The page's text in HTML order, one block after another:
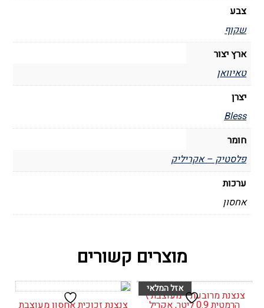
צבע
שקוף
ארץ יצור
טאיוואן
יצרן
Bless
חומר
פלסטיק – אקריליק
ערכות
אחסון
מוצרים קשורים
צנצנת מרובעת \ מעוצבת \
הרמטית 0.9 ליטר, אקריל צנצנת זכוכית אחסון מעוצבת